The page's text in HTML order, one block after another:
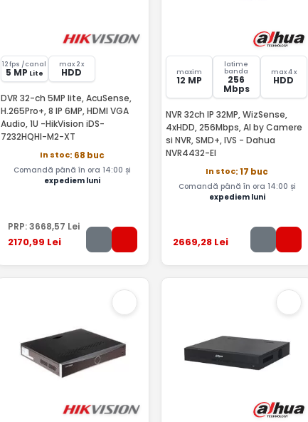
12 fps /canal
5 MP Lite
max 2 x
HDD
DVR 32-ch 5MP lite, AcuSense,
H.265Pro+, 8 IP 6MP, HDMI VGA
Audio, 1U -HikVision iDS-
7232HQHI-M2-XT
In stoc: 68 buc
Comandă până în ora 14:00 și
expediem luni
PRP:3668,57 Lei
2170,99 Lei
maxim
12 MP
latime
banda
256
Mbps
max 4 x
HDD
NVR 32ch IP 32MP, WizSense,
4xHDD, 256Mbps, AI by Camere
si NVR, SMD+, IVS - Dahua
NVR4432-EI
In stoc: 17 buc
Comandă până în ora 14:00 și
expediem luni
2669,28Lei